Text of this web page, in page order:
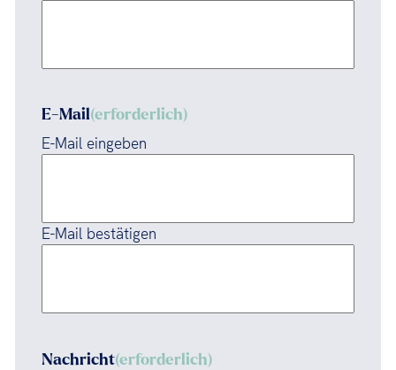
E-Mail(erforderlich)
E-Mail eingeben
E-Mail bestätigen
Nachricht(erforderlich)